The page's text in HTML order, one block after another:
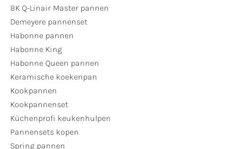
BK Q-Linair Master pannen
Demeyere pannenset
Habonne pannen
Habonne King
Habonne Queen pannen
Keramische koekenpan
Kookpannen
Kookpannenset
Küchenprofi keukenhulpen
Pannensets kopen
Spring pannen